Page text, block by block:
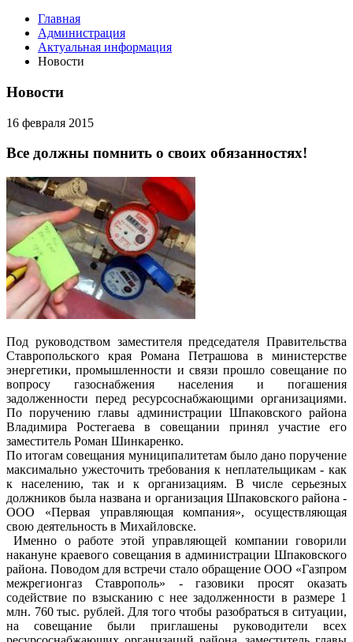
Главная
Администрация
Актуальная информация
Новости
Новости
16 февраля 2015
Все должны помнить о своих обязанностях!
Под руководством заместителя председателя Правительства
Ставропольского края Романа Петрашова в министерстве
энергетики, промышленности и связи прошло совещание по
вопросу газоснабжения населения и погашения
задолженности перед ресурсоснабжающими организациями.
По поручению главы администрации Шпаковского района
Владимира Ростегаева в совещании принял участие его
заместитель Роман Шинкаренко.
По итогам совещания муниципалитетам было дано поручение
максимально ужесточить требования к неплательщикам - как
к населению, так и к организациям. В числе серьезных
должников была названа и организация Шпаковского района -
ООО «Первая управляющая компания», осуществляющая
свою деятельность в Михайловске.
Именно о работе этой управляющей компании говорили
накануне краевого совещания в администрации Шпаковского
района. Поводом для встречи стало обращение ООО «Газпром
межрегионгаз Ставрополь» - газовики просят оказать
содействие по взысканию с нее задолженности в размере 1
млн. 760 тыс. рублей. Для того чтобы разобраться в ситуации,
на совещание были приглашены руководители всех